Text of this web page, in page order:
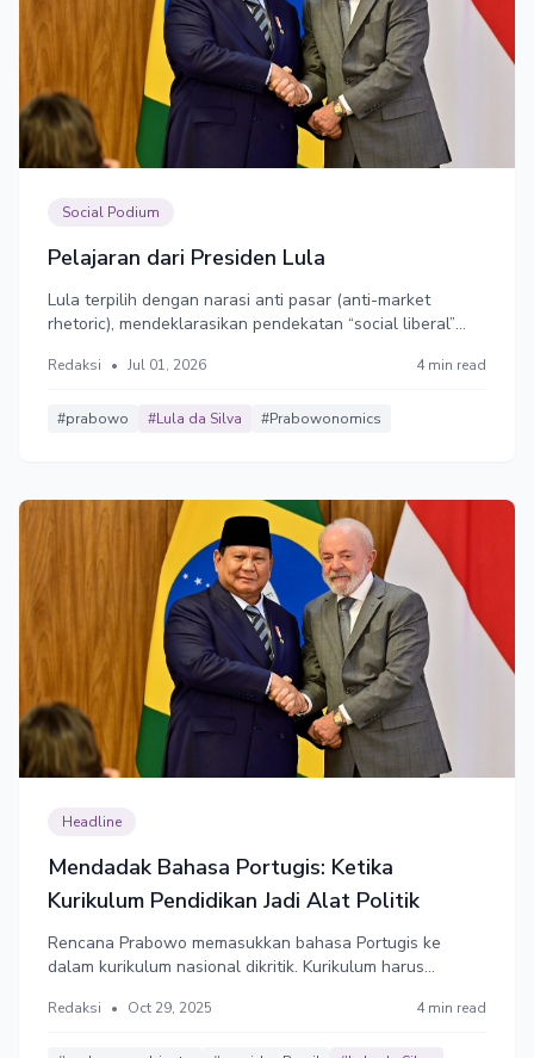
Social Podium
Pelajaran dari Presiden Lula
Lula terpilih dengan narasi anti pasar (anti-market
rhetoric), mendeklarasikan pendekatan “social liberal”
kesejahteraan sosial untuk kelompok pekerja dan kelas
khawatir. Prabowo juga sama.
Redaksi • Jul 01, 2026 4 min read
#prabowo #Lula da Silva #Prabowonomics
Headline
Mendadak Bahasa Portugis: Ketika
Kurikulum Pendidikan Jadi Alat Politik
Rencana Prabowo memasukkan bahasa Portugis ke
dalam kurikulum nasional dikritik. Kurikulum harus
bukan dijadikan alat diplomasi.
Redaksi • Oct 29, 2025 4 min read